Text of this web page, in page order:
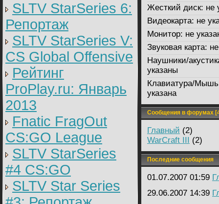
SLTV StarSeries 6:
Репортаж
SLTV StarSeries V:
CS Global Offensive
Рейтинг
ProPlay.ru: Январь
2013
Fnatic FragOut
CS:GO League
SLTV StarSeries
#4 CS:GO
SLTV Star Series
Жесткий диск: не
Видеокарта: не
Монитор: не
Звуковая карта:
Наушники/
указаны
Клавиатура/
указана
Сообщения в форумах
Главный (2)
WarCraft III (2)
Последние сообщения
01.07.2007 01:59
29.06.2007 14:39